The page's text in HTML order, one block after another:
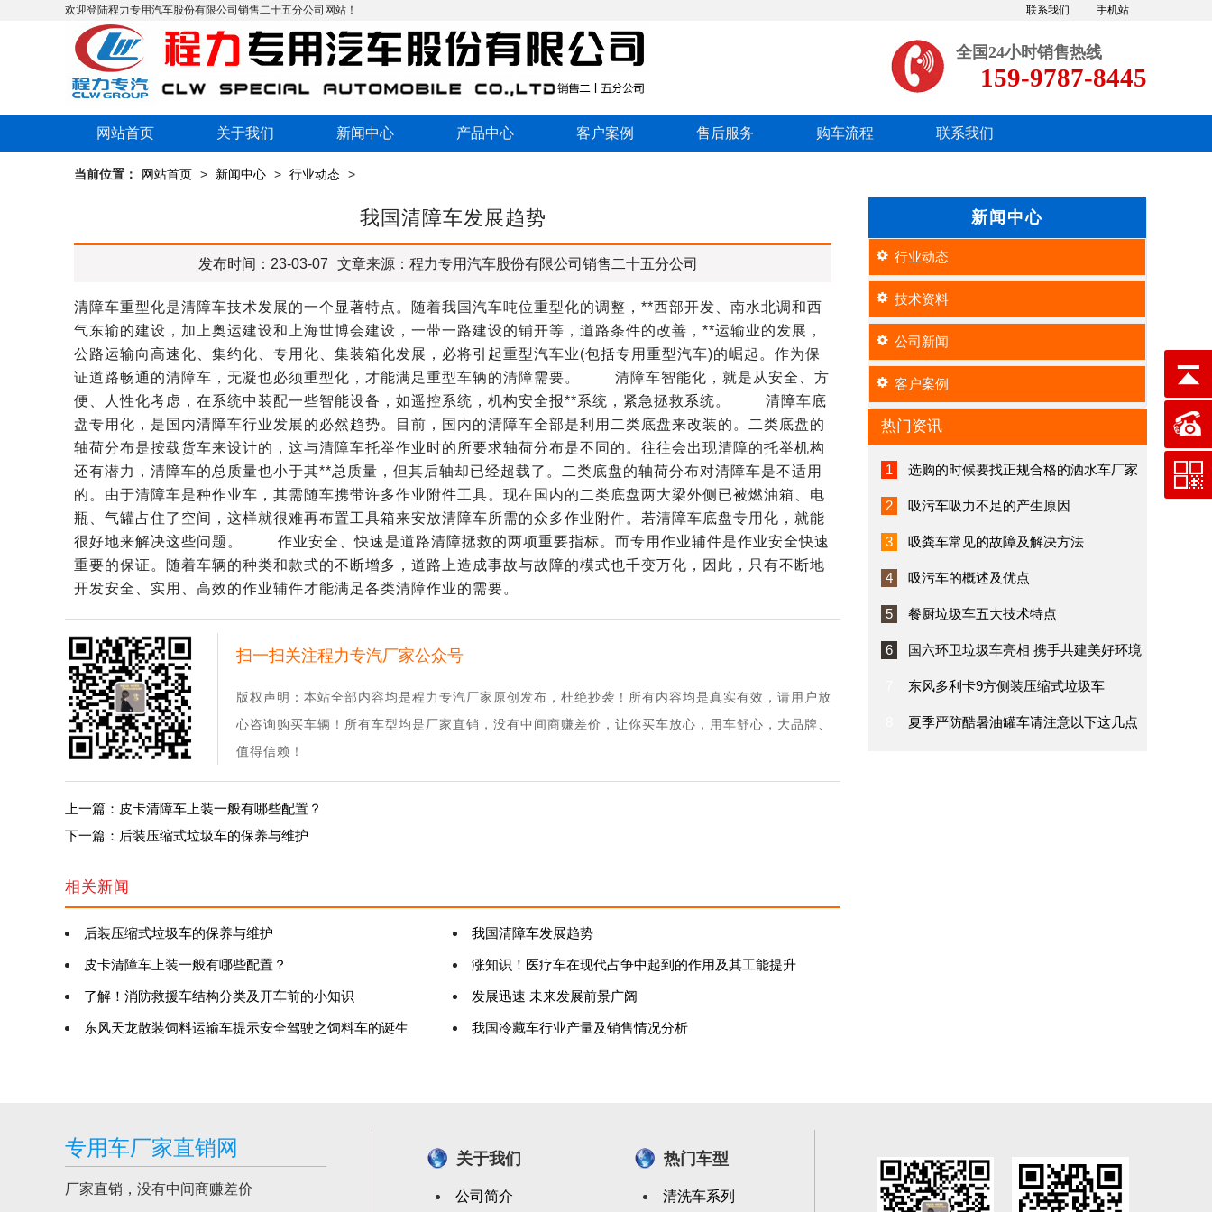
欢迎登陆程力专用汽车股份有限公司销售二十五分公司网站！ 手机站
联系我们
全国24小时销售热线
159-9787-8445
网站首页 关于我们 新闻中心 产品中心 客户案例 售后服务 购车流程 联系我们
当前位置： 网站首页 > 新闻中心 > 行业动态 >
我国清障车发展趋势
发布时间：23-03-07 文章来源：程力专用汽车股份有限公司销售二十五分公司
清障车重型化是清障车技术发展的一个显著特点。随着我国汽车吨位重型化的调整，**西部开发、南水北调和西
气东输的建设，加上奥运建设和上海世博会建设，一带一路建设的铺开等，道路条件的改善，**运输业的发展，
公路运输向高速化、集约化、专用化、集装箱化发展，必将引起重型汽车业(包括专用重型汽车)的崛起。作为保
证道路畅通的清障车，无凝也必须重型化，才能满足重型车辆的清障需要。 清障车智能化，就是从安全、方
便、人性化考虑，在系统中装配一些智能设备，如遥控系统，机构安全报**系统，紧急拯救系统。 清障车底
盘专用化，是国内清障车行业发展的必然趋势。目前，国内的清障车全部是利用二类底盘来改装的。二类底盘的
轴荷分布是按载货车来设计的，这与清障车托举作业时的所要求轴荷分布是不同的。往往会出现清障的托举机构
还有潜力，清障车的总质量也小于其**总质量，但其后轴却已经超载了。二类底盘的轴荷分布对清障车是不适用
的。由于清障车是种作业车，其需随车携带许多作业附件工具。现在国内的二类底盘两大梁外侧已被燃油箱、电
瓶、气罐占住了空间，这样就很难再布置工具箱来安放清障车所需的众多作业附件。若清障车底盘专用化，就能
很好地来解决这些问题。 作业安全、快速是道路清障拯救的两项重要指标。而专用作业辅件是作业安全快速
重要的保证。随着车辆的种类和款式的不断增多，道路上造成事故与故障的模式也千变万化，因此，只有不断地
开发安全、实用、高效的作业辅件才能满足各类清障作业的需要。
扫一扫关注程力专汽厂家公众号
版权声明：本站全部内容均是程力专汽厂家原创发布，杜绝抄袭！所有内容均是真实有效，请用户放
心咨询购买车辆！所有车型均是厂家直销，没有中间商赚差价，让你买车放心，用车舒心，大品牌、
值得信赖！
上一篇：皮卡清障车上装一般有哪些配置？
下一篇：后装压缩式垃圾车的保养与维护
相关新闻
后装压缩式垃圾车的保养与维护 我国清障车发展趋势
皮卡清障车上装一般有哪些配置？ 涨知识！医疗车在现代占争中起到的作用及其工能提升
了解！消防救援车结构分类及开车前的小知识 发展迅速 未来发展前景广阔
东风天龙散装饲料运输车提示安全驾驶之饲料车的诞生 我国冷藏车行业产量及销售情况分析
新闻中心
行业动态
技术资料
公司新闻
客户案例
热门资讯
1 选购的时候要找正规合格的洒水车厂家
2 吸污车吸力不足的产生原因
3 吸粪车常见的故障及解决方法
4 吸污车的概述及优点
5 餐厨垃圾车五大技术特点
6 国六环卫垃圾车亮相 携手共建美好环境
东风多利卡9方侧装压缩式垃圾车
夏季严防酷暑油罐车请注意以下这几点
专用车厂家直销网
厂家直销，没有中间商赚差价
关于我们
公司简介
热门车型
清洗车系列